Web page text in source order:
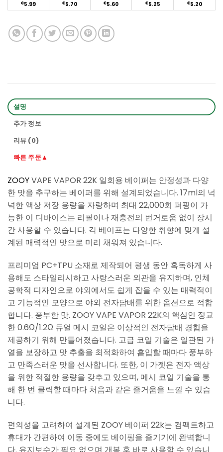
€5.99 €5.70 €5.60 €5.25 €5.20
설명
추가 정보
리뷰 (0)
빠른 주문▲
ZOOYVAPE VAPOR 22K 일회용 베이퍼는 안정성과 다양
한 맛을 추구하는 베이퍼를 위해 설계되었습니다. 17ml의 넉
넉한 액상 저장 용량을 자랑하며 최대 22,000회 퍼핑이 가
능한 이 디바이스는 리필이나 재충전의 번거로움 없이 장시
간 사용할 수 있습니다. 각 베이프는 다양한 취향에 맞게 설
계된 매력적인 맛으로 미리 채워져 있습니다.
프리미엄 PC+TPU 소재로 제작되어 평생 동안 혹독하게 사
용해도 스타일리시하고 사랑스러운 외관을 유지하며, 인체
공학적 디자인으로 야외에서도 쉽게 잡을 수 있는 매력적이
고 기능적인 모양으로 야외 전자담배를 위한 옵션으로 적합
합니다. 풍부한 맛. ZOOY VAPE VAPOR 22K의 핵심인 정교
한 0.6Ω/1.2Ω 듀얼 메시 코일은 이상적인 전자담배 경험을
제공하기 위해 만들어졌습니다. 고급 코일 기술은 일관된 가
열을 보장하고 맛 추출을 최적화하여 흡입할 때마다 풍부하
고 만족스러운 맛을 선사합니다. 또한, 이 가젯은 전자 액상
을 위한 적절한 용량을 갖추고 있으며, 메시 코일 기술을 통
해 한 번 클릭할 때마다 처음과 같은 즐거움을 느낄 수 있습
니다.
편의성을 고려하여 설계된 ZOOY 베이퍼 22k는 컴팩트하고
휴대가 간편하여 이동 중에도 베이핑을 즐기기에 완벽합니
다. 유지보수가 필요 없으며 개봉 후 바로 사용할 수 있습니